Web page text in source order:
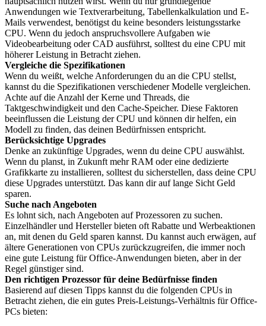
Anwendungen wie Textverarbeitung, Tabellenkalkulation und E-
Mails verwendest, benötigst du keine besonders leistungsstarke
CPU. Wenn du jedoch anspruchsvollere Aufgaben wie
Videobearbeitung oder CAD ausführst, solltest du eine CPU mit
höherer Leistung in Betracht ziehen.
Vergleiche die Spezifikationen
Wenn du weißt, welche Anforderungen du an die CPU stellst,
kannst du die Spezifikationen verschiedener Modelle vergleichen.
Achte auf die Anzahl der Kerne und Threads, die
Taktgeschwindigkeit und den Cache-Speicher. Diese Faktoren
beeinflussen die Leistung der CPU und können dir helfen, ein
Modell zu finden, das deinen Bedürfnissen entspricht.
Berücksichtige Upgrades
Denke an zukünftige Upgrades, wenn du deine CPU auswählst.
Wenn du planst, in Zukunft mehr RAM oder eine dedizierte
Grafikkarte zu installieren, solltest du sicherstellen, dass deine CPU
diese Upgrades unterstützt. Das kann dir auf lange Sicht Geld
sparen.
Suche nach Angeboten
Es lohnt sich, nach Angeboten auf Prozessoren zu suchen.
Einzelhändler und Hersteller bieten oft Rabatte und Werbeaktionen
an, mit denen du Geld sparen kannst. Du kannst auch erwägen, auf
ältere Generationen von CPUs zurückzugreifen, die immer noch
eine gute Leistung für Office-Anwendungen bieten, aber in der
Regel günstiger sind.
Den richtigen Prozessor für deine Bedürfnisse finden
Basierend auf diesen Tipps kannst du die folgenden CPUs in
Betracht ziehen, die ein gutes Preis-Leistungs-Verhältnis für Office-
PCs bieten: